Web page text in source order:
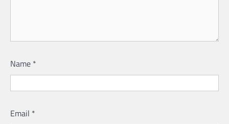
Name *
Email *